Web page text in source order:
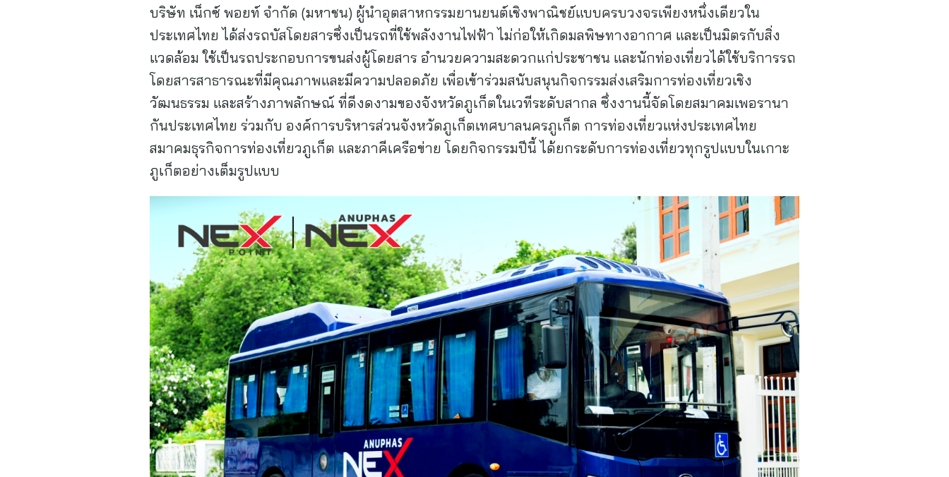
บริษัท เน็กซ์ พอยท์ จำกัด (มหาชน) ผู้นำอุตสาหกรรมยานยนต์เชิงพาณิชย์แบบครบวงจรเพียงหนึ่งเดียวใน
ประเทศไทย ได้ส่งรถบัสโดยสารซึ่งเป็นรถที่ใช้พลังงานไฟฟ้า ไม่ก่อให้เกิดมลพิษทางอากาศ และเป็นมิตรกับสิ่ง
แวดล้อม ใช้เป็นรถประกอบการขนส่งผู้โดยสาร อำนวยความสะดวกแก่ประชาชน และนักท่องเที่ยวได้ใช้บริการรถ
โดยสารสาธารณะที่มีคุณภาพและมีความปลอดภัย เพื่อเข้าร่วมสนับสนุนกิจกรรมส่งเสริมการท่องเที่ยวเชิง
วัฒนธรรม และสร้างภาพลักษณ์ ที่ดีงดงามของจังหวัดภูเก็ตในเวทีระดับสากล ซึ่งงานนี้จัดโดยสมาคมเพอรานา
กันประเทศไทย ร่วมกับ องค์การบริหารส่วนจังหวัดภูเก็ตเทศบาลนครภูเก็ต การท่องเที่ยวแห่งประเทศไทย
สมาคมธุรกิจการท่องเที่ยวภูเก็ต และภาคีเครือข่าย โดยกิจกรรมปีนี้ ได้ยกระดับการท่องเที่ยวทุกรูปแบบในเกาะ
ภูเก็ตอย่างเต็มรูปแบบ